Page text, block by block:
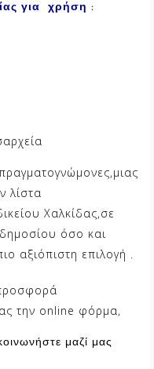
για χρήση :
λίστα
Χαλκίδας,σε
όσο και
αξιόπιστη επιλογή .
την online φόρμα,
μαζί μας